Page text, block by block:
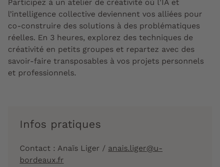
Participez à un atelier de créativité où l'IA et
l’intelligence collective deviennent vos alliées pour
co-construire des solutions à des problématiques
réelles. En 3 heures, explorez des techniques de
créativité en petits groupes et repartez avec des
savoir-faire transposables à vos projets personnels
et professionnels.
Infos pratiques
Contact : Anaïs Liger / anais.liger@u-
bordeaux.fr